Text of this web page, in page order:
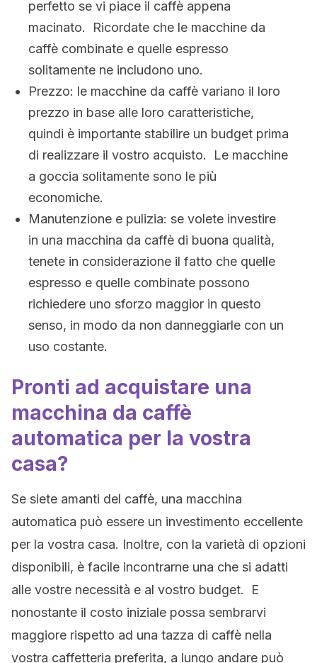
perfetto se vi piace il caffè appena
macinato. Ricordate che le macchine da
caffè combinate e quelle espresso
solitamente ne includono uno.
Prezzo: le macchine da caffè variano il loro
prezzo in base alle loro caratteristiche,
quindi è importante stabilire un budget prima
di realizzare il vostro acquisto. Le macchine
a goccia solitamente sono le più
economiche.
Manutenzione e pulizia: se volete investire
in una macchina da caffè di buona qualità,
tenete in considerazione il fatto che quelle
espresso e quelle combinate possono
richiedere uno sforzo maggior in questo
senso, in modo da non danneggiarle con un
uso costante.
Pronti ad acquistare una
macchina da caffè
automatica per la vostra
casa?
Se siete amanti del caffè, una macchina
automatica può essere un investimento eccellente
per la vostra casa. Inoltre, con la varietà di opzioni
disponibili, è facile incontrarne una che si adatti
alle vostre necessità e al vostro budget. E
nonostante il costo iniziale possa sembrarvi
maggiore rispetto ad una tazza di caffè nella
vostra caffetteria preferita, a lungo andare può